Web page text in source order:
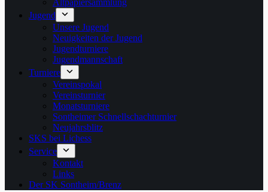
Altpapiersammlung
Jugend
Unsere Jugend
Neuigkeiten der Jugend
Jugendturniere
Jugendmannschaft
Turniere
Vereinspokal
Vereinsturnier
Monatsturniere
Sontheimer Schnellschachturnier
Neujahrsblitz
SKS bei Lichess
Service
Kontakt
Links
Der SK Sontheim/Brenz